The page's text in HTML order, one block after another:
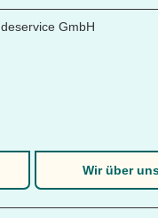
Wir über